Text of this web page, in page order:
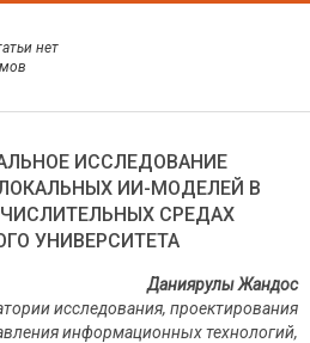
нет
ИССЛЕДОВАНИЕ
ИИ-МОДЕЛЕЙ В
СРЕДАХ
УНИВЕРСИТЕТА
Даниярулы Жандос
исследования, проектирования
информационных технологий,